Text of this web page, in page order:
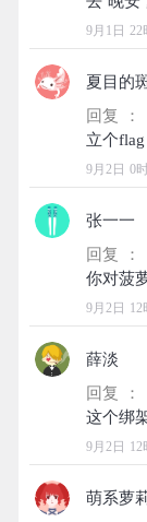
9月1日 22
夏目的
回复 ：
9月2日 0
张一一
回复 ：
9月2日 12
薛淡
回复 ：
9月2日 12
萌系萝